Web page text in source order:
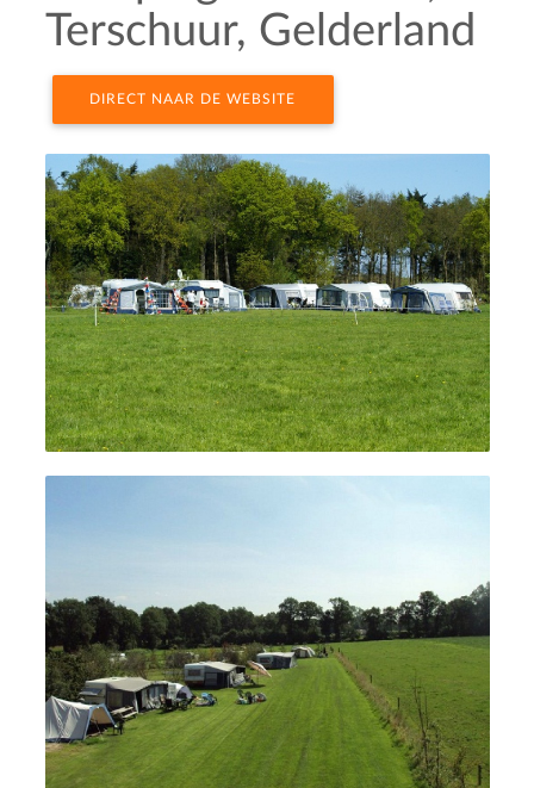
Terschuur, Gelderland
DIRECT NAAR DE WEBSITE